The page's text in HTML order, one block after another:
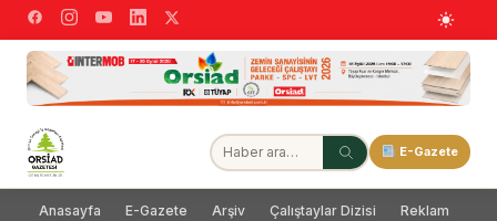
E-Gazete
Anasayfa E-Gazete Arşiv Çalıştaylar Dizisi Reklam